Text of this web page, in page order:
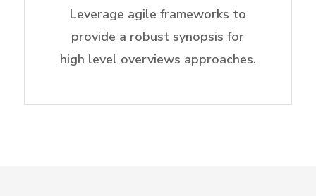
Leverage agile frameworks to
provide a robust synopsis for
high level overviews approaches.